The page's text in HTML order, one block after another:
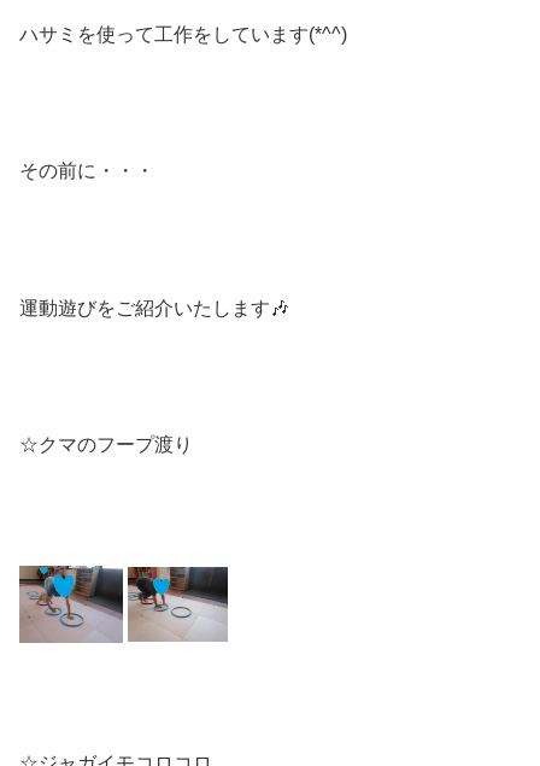
ハサミを使って工作をしています(*^^)
その前に・・・
運動遊びをご紹介いたします🎶
☆クマのフープ渡り